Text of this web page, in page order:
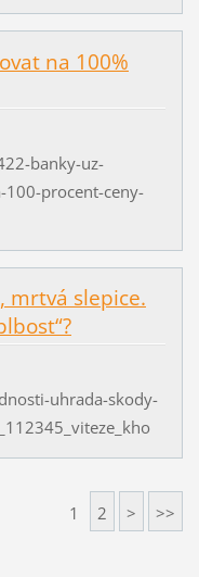
na 100%
banky-uz-
procent-ceny-
mrtvá slepice.
uhrada-skody-
1 2 > >>